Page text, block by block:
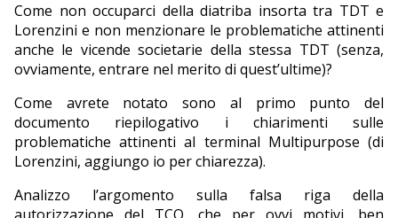
Come non occuparci della diatriba insorta tra TDT e
Lorenzini e non menzionare le problematiche attinenti
anche le vicende societarie della stessa TDT (senza,
ovviamente, entrare nel merito di quest’ultime)?
Come avrete notato sono al primo punto del
documento riepilogativo i chiarimenti sulle
problematiche attinenti al terminal Multipurpose (di
Lorenzini, aggiungo io per chiarezza).
Analizzo l’argomento sulla falsa riga della